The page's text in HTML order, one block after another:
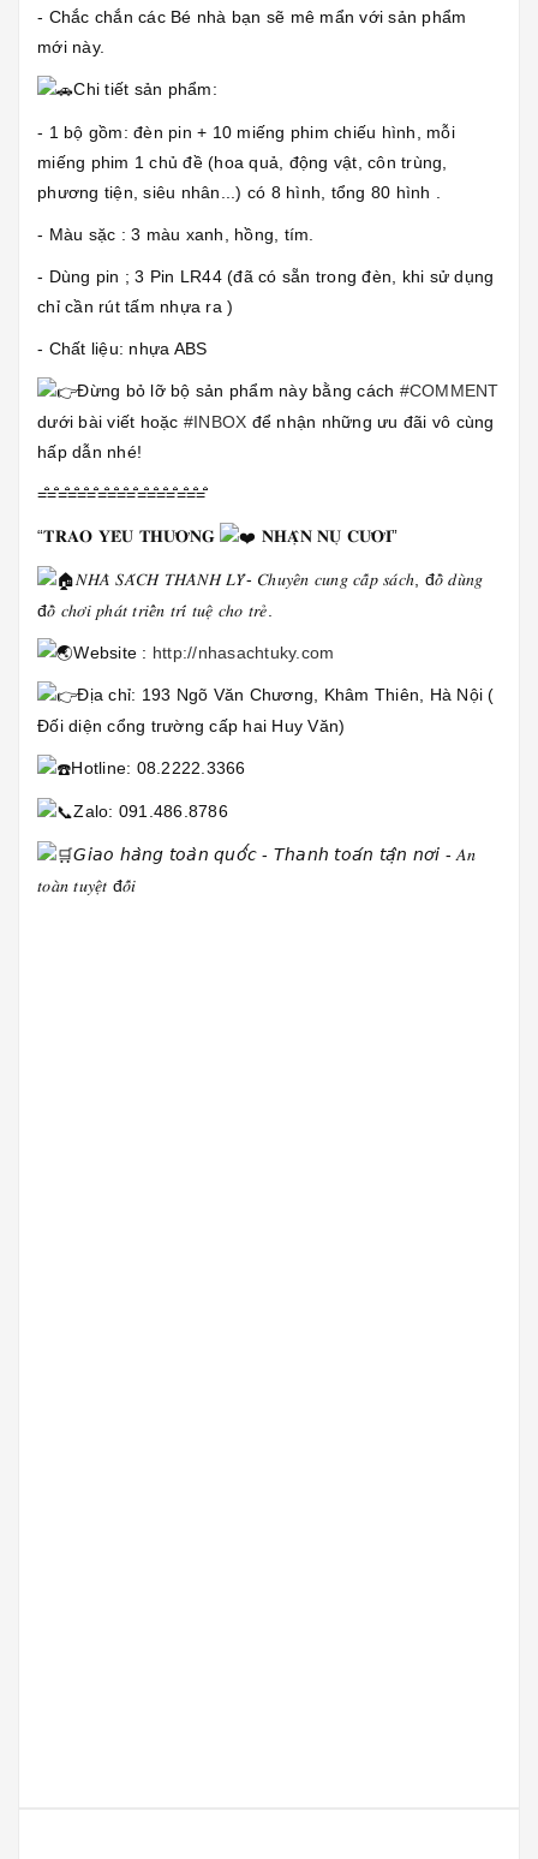
- Chắc chắn các Bé nhà bạn sẽ mê mẩn với sản phẩm
mới này.
Chi tiết sản phẩm:
- 1 bộ gồm: đèn pin + 10 miếng phim chiếu hình, mỗi
miếng phim 1 chủ đề (hoa quả, động vật, côn trùng,
phương tiện, siêu nhân...) có 8 hình, tổng 80 hình .
- Màu sặc : 3 màu xanh, hồng, tím.
- Dùng pin ; 3 Pin LR44 (đã có sẵn trong đèn, khi sử dụng
chỉ cần rút tấm nhựa ra )
- Chất liệu: nhựa ABS
Đừng bỏ lỡ bộ sản phẩm này bằng cách #COMMENT
dưới bài viết hoặc #INBOX để nhận những ưu đãi vô cùng
hấp dẫn nhé!
=̐̈=̐̈=̐̈=̐̈=̐̈=̐̈=̐̈=̐̈=̐̈=̐̈=̐̈=̐̈=̐̈=̐̈=̐̈=̐̈=̐̈
“𝐓𝐑𝐀𝐎 𝐘𝐄̂𝐔 𝐓𝐇𝐔̛𝐎̛𝐍𝐆 𝐍𝐇𝐀̣̂𝐍 𝐍𝐔̣ 𝐂𝐔̛𝐎̛̀𝐈”
𝑁𝐻𝐴̀ 𝑆𝐴́𝐶𝐻 𝑇𝐻𝐴̀𝑁𝐻 𝐿𝑌́- 𝐶ℎ𝑢𝑦𝑒̂𝑛 𝑐𝑢𝑛𝑔 𝑐𝑎̂́𝑝 𝑠𝑎́𝑐ℎ, đ𝑜̂̀ 𝑑𝑢̀𝑛𝑔
đ𝑜̂̀ 𝑐ℎ𝑜̛𝑖 𝑝ℎ𝑎́𝑡 𝑡𝑟𝑖𝑒̂̉𝑛 𝑡𝑟𝑖́ 𝑡𝑢𝑒̣̂ 𝑐ℎ𝑜 𝑡𝑟𝑒̉.
Website : http://nhasachtuky.com
Địa chỉ: 193 Ngõ Văn Chương, Khâm Thiên, Hà Nội (
Đối diện cổng trường cấp hai Huy Văn)
Hotline: 08.2222.3366
Zalo: 091.486.8786
𝘎𝘪𝘢𝘰 𝘩𝘢̀𝘯𝘨 𝘵𝘰𝘢̀𝘯 𝘲𝘶𝘰̂́𝘤 - 𝘛𝘩𝘢𝘯𝘩 𝘵𝘰𝘢́𝘯 𝘵𝘢̣̂𝘯 𝘯𝘰̛𝘪 - 𝐴𝑛
𝑡𝑜𝑎̀𝑛 𝑡𝑢𝑦𝑒̣̂𝑡 đ𝑜̂́𝑖